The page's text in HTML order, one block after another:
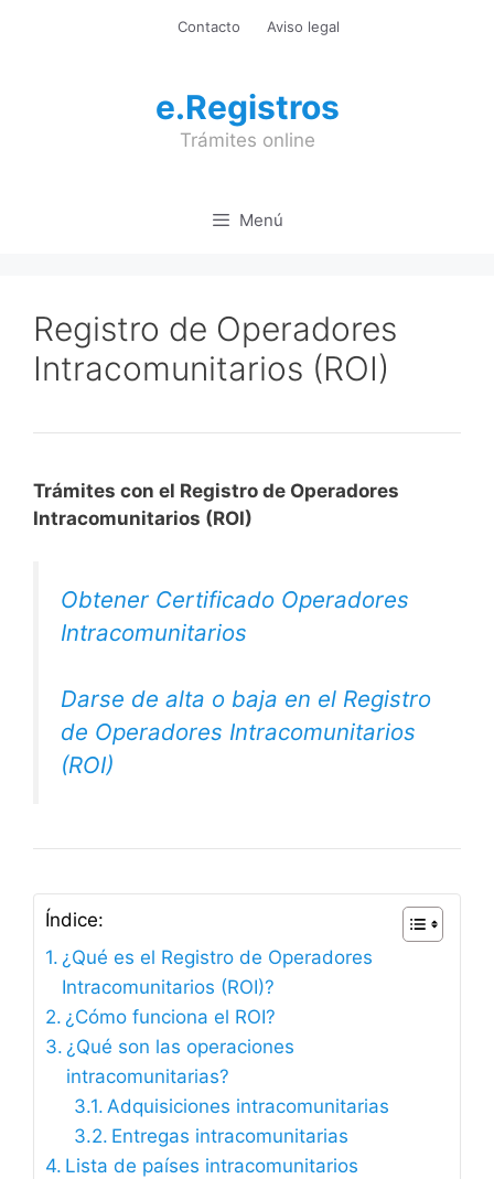
Contacto Aviso legal
e.Registros
Trámites online
Menú
Registro de Operadores
Intracomunitarios (ROI)
Trámites con el Registro de Operadores
Intracomunitarios (ROI)
Obtener Certificado Operadores
Intracomunitarios
Darse de alta o baja en el Registro
de Operadores Intracomunitarios
(ROI)
Índice:
¿Qué es el Registro de Operadores
Intracomunitarios (ROI)?
¿Cómo funciona el ROI?
¿Qué son las operaciones
intracomunitarias?
Adquisiciones intracomunitarias
Entregas intracomunitarias
Lista de países intracomunitarios